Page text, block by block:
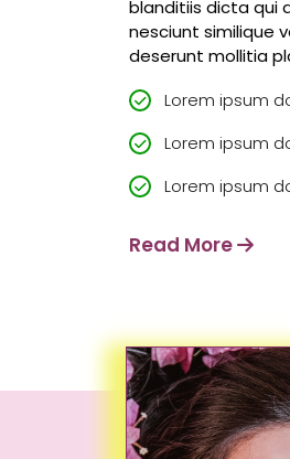
blanditiis dicta qui
nesciunt similique
deserunt mollitia
Lorem ipsum
Lorem ipsum
Lorem ipsum
Read More